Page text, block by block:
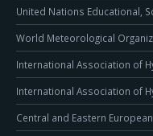
United Nations Educational,
World Meteorological
International Association of
International Association of
Central and Eastern